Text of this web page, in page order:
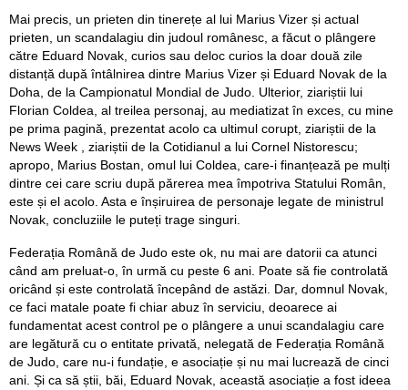
Mai precis, un prieten din tinerețe al lui Marius Vizer și actual
prieten, un scandalagiu din judoul românesc, a făcut o plângere
către Eduard Novak, curios sau deloc curios la doar două zile
distanță după întâlnirea dintre Marius Vizer și Eduard Novak de la
Doha, de la Campionatul Mondial de Judo. Ulterior, ziariștii lui
Florian Coldea, al treilea personaj, au mediatizat în exces, cu mine
pe prima pagină, prezentat acolo ca ultimul corupt, ziariștii de la
News Week , ziariștii de la Cotidianul a lui Cornel Nistorescu;
apropo, Marius Bostan, omul lui Coldea, care-i finanțează pe mulți
dintre cei care scriu după părerea mea împotriva Statului Român,
este și el acolo. Asta e înșiruirea de personaje legate de ministrul
Novak, concluziile le puteți trage singuri.
Federația Română de Judo este ok, nu mai are datorii ca atunci
când am preluat-o, în urmă cu peste 6 ani. Poate să fie controlată
oricând și este controlată începând de astăzi. Dar, domnul Novak,
ce faci matale poate fi chiar abuz în serviciu, deoarece ai
fundamentat acest control pe o plângere a unui scandalagiu care
are legătură cu o entitate privată, nelegată de Federația Română
de Judo, care nu-i fundație, e asociație și nu mai lucrează de cinci
ani. Și ca să știi, băi, Eduard Novak, această asociație a fost ideea